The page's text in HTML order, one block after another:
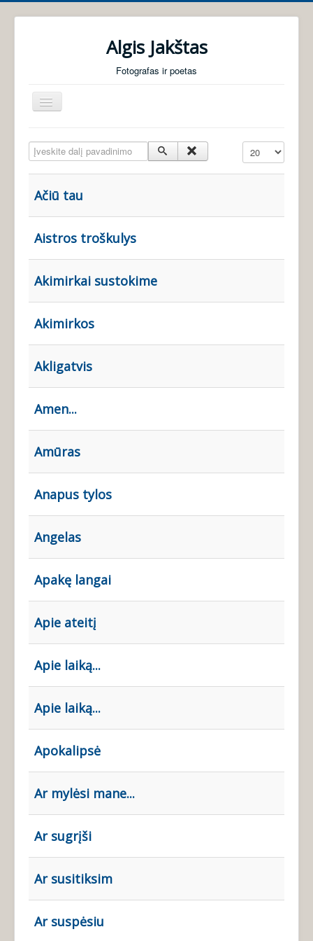
Algis Jakštas
Fotografas ir poetas
Perjungti
navigaciją
Foto galerijos
Apie mane
Įveskite dalį pavadinimo Rodyti po
Ačiū tau
Aistros troškulys
Akimirkai sustokime
Akimirkos
Akligatvis
Amen...
Amūras
Anapus tylos
Angelas
Apakę langai
Apie ateitį
Apie laiką...
Apie laiką...
Apokalipsė
Ar mylėsi mane...
Ar sugrįši
Ar susitiksim
Ar suspėsiu